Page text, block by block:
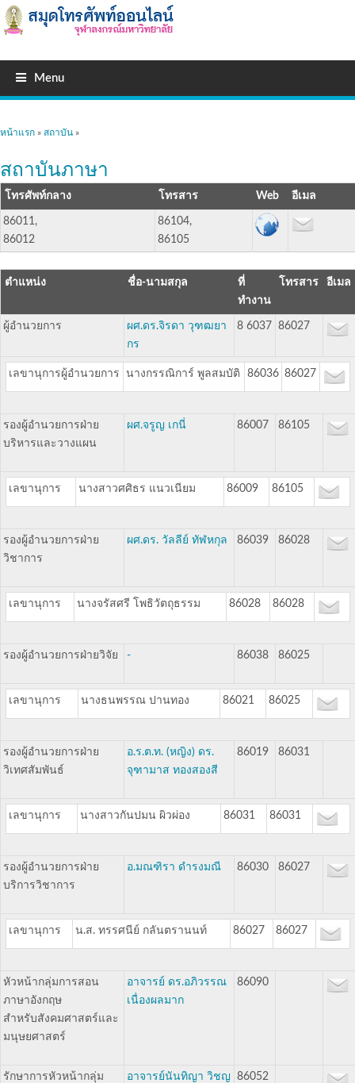
Menu
คุณอยู่ที่นี่
หน้าแรก » สถาบัน »
สถาบันภาษา
โทรศัพท์กลาง โทรสาร อีเมล
86011,
86012
86104,
86105
ตำแหน่ง ชื่อ-นามสกุล
ที่
ทำงาน
โทรสาร อีเมล
ผู้อำนวยการ
ผศ.ดร.จิรดา วุฑฒยา
กร
8 6037 86027
เลขานุการผู้อำนวยการ นางกรรณิการ์ พูลสมบัติ 86036 86027
รองผู้อำนวยการฝ่าย
บริหารและวางแผน
ผศ.จรูญ เกนี่ 86007 86105
เลขานุการ นางสาวศศิธร แนวเนียม 86009 86105
รองผู้อำนวยการฝ่าย
วิชาการ
ผศ.ดร. วัลลีย์ ทัฬหกุล 86039 86028
เลขานุการ นางจรัสศรี โพธิวัตถุธรรม 86028 86028
รองผู้อำนวยการฝ่ายวิจัย - 86038 86025
เลขานุการ นางธนพรรณ ปานทอง 86021 86025
รองผู้อำนวยการฝ่าย
วิเทศสัมพันธ์
อ.ร.ต.ท. (หญิง) ดร.
จุฑามาส ทองสองสี
86019 86031
เลขานุการ นางสาวกันปมน ผิวผ่อง 86031 86031
รองผู้อำนวยการฝ่าย
บริการวิชาการ
อ.มณฑิรา ดำรงมณี 86030 86027
เลขานุการ น.ส. ทรรศนีย์ กลันตรานนท์ 86027 86027
หัวหน้ากลุ่มการสอน
ภาษาอังกฤษ
สำหรับสังคมศาสตร์และ
มนุษยศาสตร์
อาจารย์ ดร.อภิวรรณ
เนื่องผลมาก
86090
รักษาการหัวหน้ากลุ่ม
อาจารย์นันทิญา วิชญ
86052